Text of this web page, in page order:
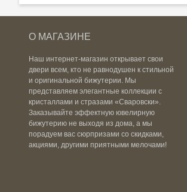
О МАГАЗИНЕ
Наш интернет-магазин открывает свои
двери всем, кто не равнодушен к стильной
и оригинальной бижутерии. Мы
представляем элегантные коллекции с
кристаллами и стразами «Сваровски».
Заказывайте эффектную ювелирную
бижутерию не выходя из дома, а мы
порадуем вас сюрпризами со скидками,
акциями, другими приятными мелочами!